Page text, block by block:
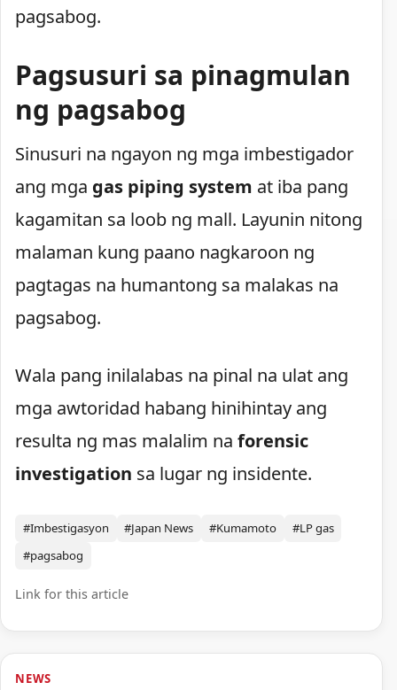
pagsabog.
Pagsusuri sa pinagmulan
ng pagsabog
Sinusuri na ngayon ng mga imbestigador
ang mga gas piping system at iba pang
kagamitan sa loob ng mall. Layunin nitong
malaman kung paano nagkaroon ng
pagtagas na humantong sa malakas na
pagsabog.
Wala pang inilalabas na pinal na ulat ang
mga awtoridad habang hinihintay ang
resulta ng mas malalim na forensic
investigation sa lugar ng insidente.
#Imbestigasyon #Japan News #Kumamoto
#LP gas
#pagsabog
Link for this article
NEWS